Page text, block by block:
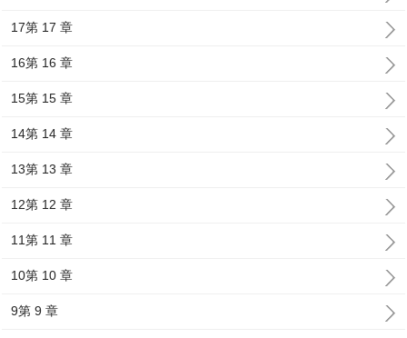
17第 17 章
16第 16 章
15第 15 章
14第 14 章
13第 13 章
12第 12 章
11第 11 章
10第 10 章
9第 9 章